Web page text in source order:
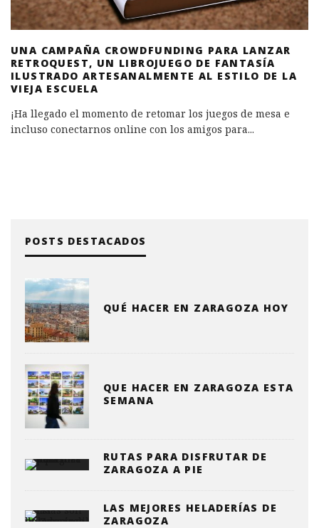
UNA CAMPAÑA CROWDFUNDING PARA LANZAR
RETROQUEST, UN LIBROJUEGO DE FANTASÍA
ILUSTRADO ARTESANALMENTE AL ESTILO DE LA
VIEJA ESCUELA
¡Ha llegado el momento de retomar los juegos de mesa e
incluso conectarnos online con los amigos para...
POSTS DESTACADOS
QUÉ HACER EN ZARAGOZA HOY
QUE HACER EN ZARAGOZA ESTA
SEMANA
RUTAS PARA DISFRUTAR DE
ZARAGOZA A PIE
LAS MEJORES HELADERÍAS DE
ZARAGOZA